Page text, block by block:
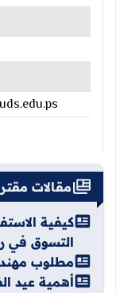
مقالات
كيفية
التسوق في
مطلوب
أهمية عيد